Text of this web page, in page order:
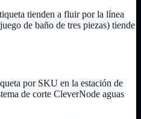
tienden a fluir por la línea
de baño de tres piezas) tiende
por SKU en la estación de
de corte CleverNode aguas